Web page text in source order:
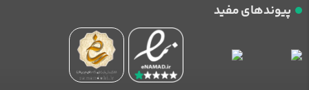
پیوندهای مفید